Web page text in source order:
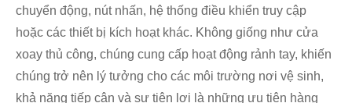
chuyển động, nút nhấn, hệ thống điều khiển truy cập
hoặc các thiết bị kích hoạt khác. Không giống như cửa
xoay thủ công, chúng cung cấp hoạt động rảnh tay, khiến
chúng trở nên lý tưởng cho các môi trường nơi vệ sinh,
khả năng tiếp cận và sự tiện lợi là những ưu tiên hàng